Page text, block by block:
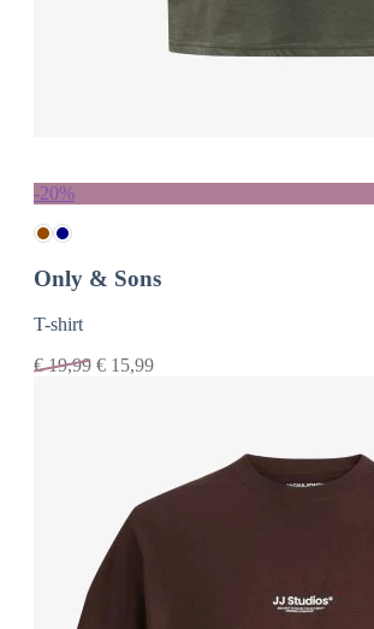
-20%
Only & Sons
T-shirt
€19,99 € 15,99